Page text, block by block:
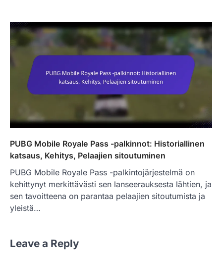
PUBG Mobile Royale Pass -palkinnot: Historiallinen
katsaus, Kehitys, Pelaajien sitoutuminen
PUBG Mobile Royale Pass -palkintojärjestelmä on
kehittynyt merkittävästi sen lanseerauksesta lähtien, ja
sen tavoitteena on parantaa pelaajien sitoutumista ja
yleistä…
Leave a Reply